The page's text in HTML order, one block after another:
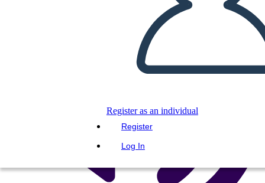
Register as an individual
Register
Log In